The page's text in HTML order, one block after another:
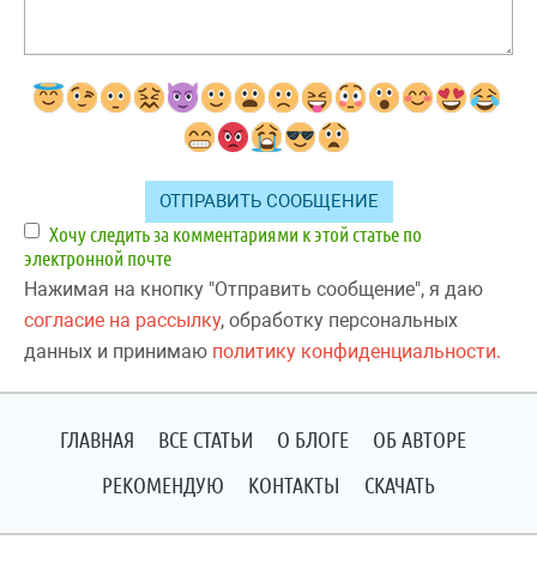
Хочу следить за комментариями к этой статье по
электронной почте
Нажимая на кнопку "Отправить сообщение", я даю
согласие на рассылку, обработку персональных
данных и принимаю политику конфиденциальности.
ГЛАВНАЯ ВСЕ СТАТЬИ О БЛОГЕ
ОБ АВТОРЕ
РЕКОМЕНДУЮ
КОНТАКТЫ СКАЧАТЬ